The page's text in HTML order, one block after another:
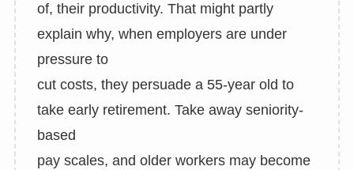
of, their productivity. That might partly
explain why, when employers are under
pressure to
cut costs, they persuade a 55-year old to
take early retirement. Take away seniority-
based
pay scales, and older workers may become